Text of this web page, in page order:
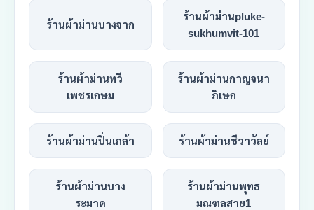
ร้านผ้าม่านบางจาก
ร้านผ้าม่านpluke-
sukhumvit-101
ร้านผ้าม่านทวี
เพชรเกษม
ร้านผ้าม่านกาญจนา
ภิเษก
ร้านผ้าม่านปิ่นเกล้า ร้านผ้าม่านชีวาวัลย์
ร้านผ้าม่านบาง
ระมาด
ร้านผ้าม่านพุทธ
มณฑลสาย1